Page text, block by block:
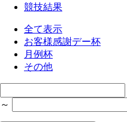
競技結果
全て表示
お客様感謝デー杯
月例杯
その他
～